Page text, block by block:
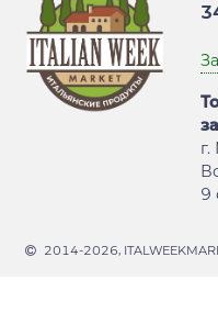
9
2014-2026,